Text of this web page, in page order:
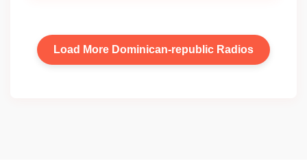
Load More Dominican-republic Radios